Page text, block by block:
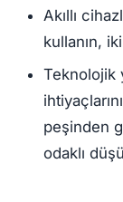
Akıllı
kullanın,
Teknolojik
peşinden
odaklı